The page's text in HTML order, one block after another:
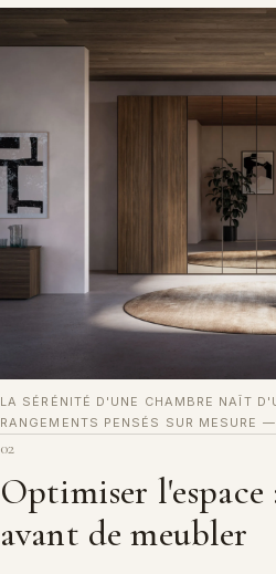
LA SÉRÉNITÉ D'UNE CHAMBRE NAÎT
RANGEMENTS PENSÉS SUR MESURE
02
Optimiser l'espace
avant de meubler